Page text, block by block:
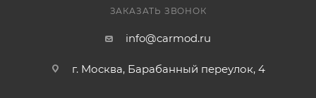
ЗАКАЗАТЬ ЗВОНОК
info@carmod.ru
г. Москва, Барабанный переулок, 4